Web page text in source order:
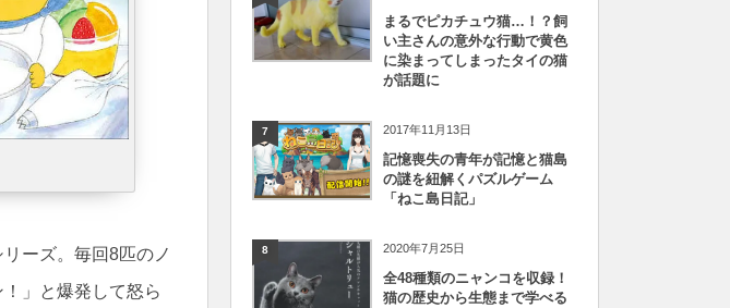
ーズ。毎回8匹のノ
」と爆発して怒ら
まるでピカチュウ猫…！？飼
い主さんの意外な行動で黄色
に染まってしまったタイの猫
が話題に
7 2017年11月13日
記憶喪失の青年が記憶と猫島
の謎を紐解くパズルゲーム
「ねこ島日記」
8 2020年7月25日
全48種類のニャンコを収録！
猫の歴史から生態まで学べる